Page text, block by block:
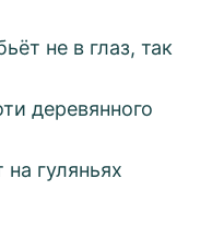
не в глаз, так
деревянного
гуляньях